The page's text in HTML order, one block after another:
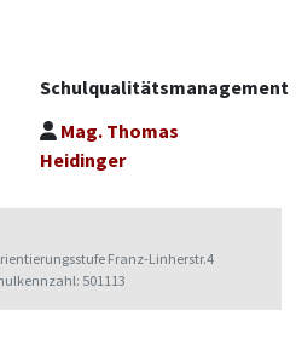
Schulqualitätsmanagement
Mag. Thomas
Heidinger
Franz-Linherstr.4
501113